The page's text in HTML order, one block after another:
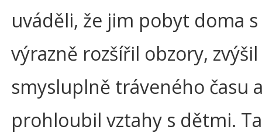
uváděli, že jim pobyt doma
výrazně rozšířil obzory,
smysluplně tráveného času
prohloubil vztahy s dětmi.